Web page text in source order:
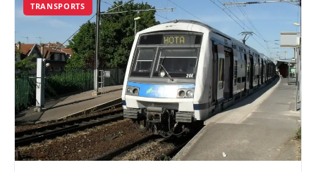
TRANSPORTS